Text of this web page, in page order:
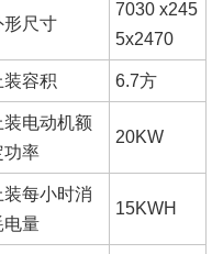
形尺寸
7030 x245
5x2470
装容积 6.7方
装电动机额
功率
20KW
装每小时消
电量
15KWH